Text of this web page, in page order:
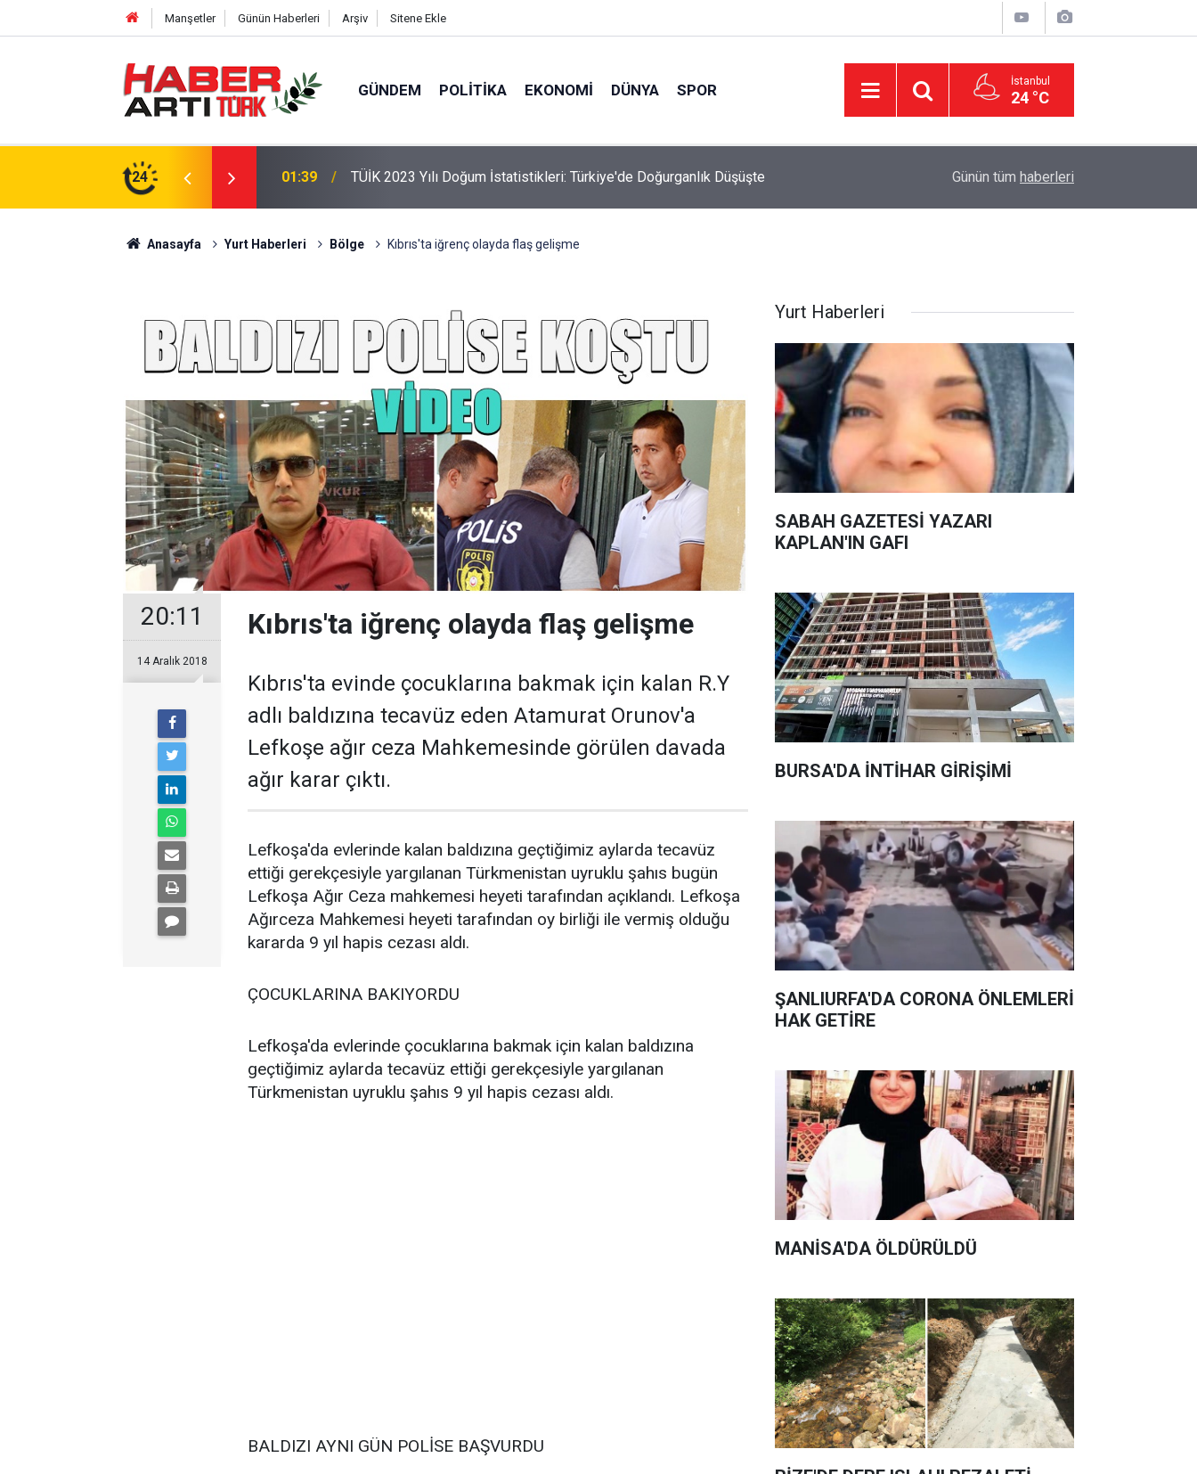
Manşetler Günün Haberleri Arşiv Sitene Ekle
GÜNDEM POLITIKA EKONOMI DÜNYA SPOR İstanbul
24 °C
24
Türkiye'de Doğurganlık Düşüşte 22:47 16 Maddelik Maden Kanunu Teklif Kabul Edildi DEVA Partisi'nde Büyük Kongre Hazırlıkları
Günün tüm haberleri
Anasayfa Yurt Haberleri Bölge Kıbrıs'ta iğrenç olayda flaş gelişme
20:11
14 Aralık 2018
Kıbrıs'ta iğrenç olayda flaş gelişme
Kıbrıs'ta evinde çocuklarına bakmak için kalan R.Y
adlı baldızına tecavüz eden Atamurat Orunov'a
Lefkoşe ağır ceza Mahkemesinde görülen davada
ağır karar çıktı.
Lefkoşa'da evlerinde kalan baldızına geçtiğimiz aylarda tecavüz
ettiği gerekçesiyle yargılanan Türkmenistan uyruklu şahıs bugün
Lefkoşa Ağır Ceza mahkemesi heyeti tarafından açıklandı. Lefkoşa
Ağırceza Mahkemesi heyeti tarafından oy birliği ile vermiş olduğu
kararda 9 yıl hapis cezası aldı.
ÇOCUKLARINA BAKIYORDU
Lefkoşa'da evlerinde çocuklarına bakmak için kalan baldızına
geçtiğimiz aylarda tecavüz ettiği gerekçesiyle yargılanan
Türkmenistan uyruklu şahıs 9 yıl hapis cezası aldı.
BALDIZI AYNI GÜN POLİSE BAŞVURDU
Yurt Haberleri
SABAH GAZETESİ YAZARI
KAPLAN'IN GAFI
BURSA'DA İNTİHAR GİRİŞİMİ
ŞANLIURFA'DA CORONA ÖNLEMLERİ
HAK GETİRE
MANİSA'DA ÖLDÜRÜLDÜ